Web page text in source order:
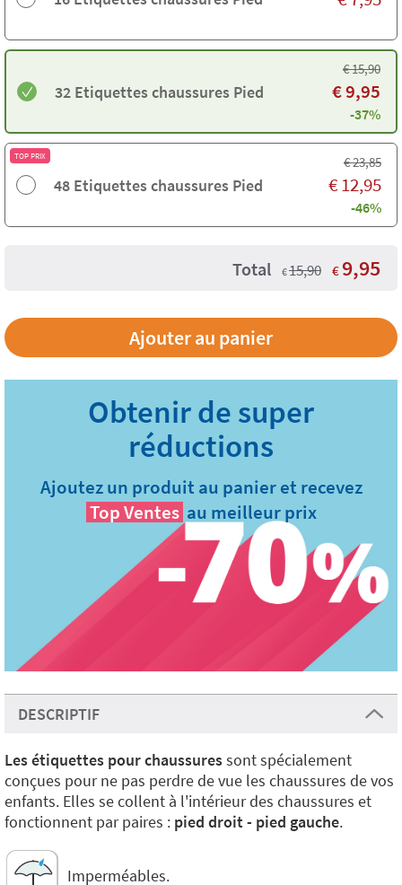
32 Etiquettes chaussures Pied
€15,90
€9,95
-37%
TOP PRIX
48 Etiquettes chaussures Pied
€23,85
€12,95
-46%
Total €15,90 € 9,95
Ajoutez un produit au panier et recevez
Top Ventes au meilleur prix
DESCRIPTIF
Les étiquettes pour chaussuressont spécialement
conçues pour ne pas perdre de vue les chaussures de vos
enfants. Elles se collent à l'intérieur des chaussures et
fonctionnent par paires : pied droit - pied gauche.
Imperméables.